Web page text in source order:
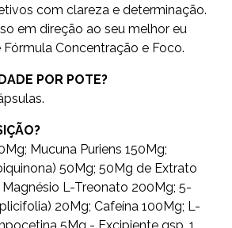
com clareza e determinação.
em direção ao seu melhor eu
Concentração e Foco.
POR POTE?
Mucuna Puriens 150Mg;
50Mg; 50Mg de Extrato
Magnésio L-Treonato 200Mg; 5-
20Mg; Cafeína 100Mg; L-